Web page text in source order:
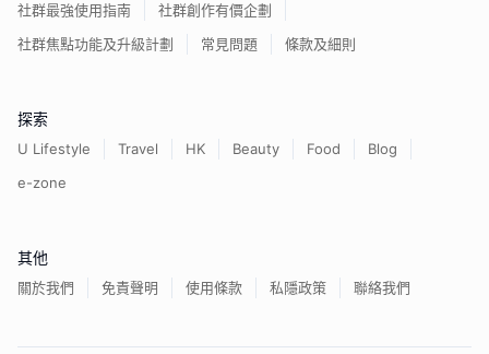
社群最強使用指南
社群創作有價企劃
社群焦點功能及升級計劃
常見問題 條款及細則
探索
U Lifestyle Travel HK Beauty Food
Blog
e-zone
其他
關於我們 免責聲明 使用條款 私隱政策 聯絡我們